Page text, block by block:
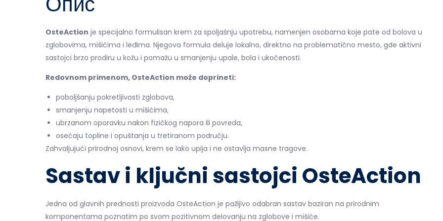
OsteAction je specijalno formulisan krem za spoljašnju upotrebu, namenjen osobama koje pate od bolova u
zglobovima, mišićima i leđima. Njegova formula deluje lokalno, direktno na problematično mesto, gde aktivni
sastojci brzo prodiru u kožu i pomažu u smanjenju upale, bola i ukočenosti.
Redovnom primenom, OsteAction može doprineti:
poboljšanju pokretljivosti zglobova,
smanjenju napetosti u mišićima,
ubrzanom oporavku nakon fizičkog napora ili povreda,
osećaju topline i opuštanja u tretiranom području.
Zahvaljujući prirodnoj osnovi, krem se lako upija i ne ostavlja masne tragove.
Sastav i ključni sastojci OsteAction
Jedna od glavnih prednosti proizvoda OsteAction je pažljivo odabran sastav baziran na prirodnim
komponentama poznatim po svom pozitivnom delovanju na zglobove i mišiće.